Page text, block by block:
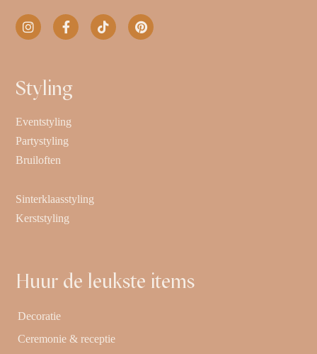
Styling
Eventstyling
Partystyling
Bruiloften
Sinterklaasstyling
Kerststyling
Huur de leukste items
Decoratie
Ceremonie & receptie